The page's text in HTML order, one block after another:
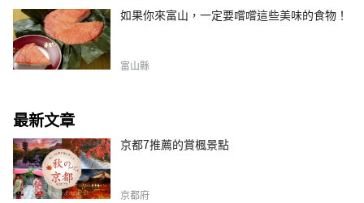
如果你來富山，一定要嚐嚐這些美味的食物！
富山縣
最新文章
京都7推薦的賞楓景點
京都府